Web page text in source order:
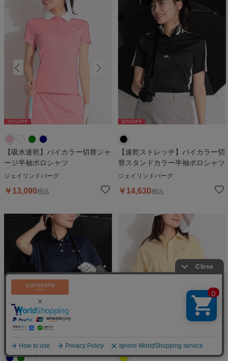
30%OFF %OFF
【吸水速乾】バイカラー切替ジャ
ージ半袖ポロシャツ
ジェイリンドバーグ
￥ 13,090税込
30%OFF
【速乾ストレッチ】バイカラー切
替スタンドカラー半袖ポロシャツ
ジェイリンドバーグ
￥ 14,630税込
絞り込む